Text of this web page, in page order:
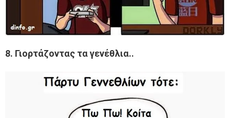
8. Γιορτάζοντας τα γενέθλια..